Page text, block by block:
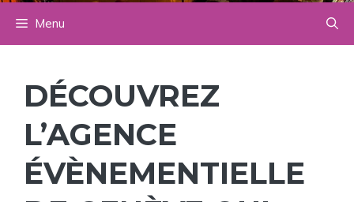
Menu
DÉCOUVREZ
L’AGENCE
ÉVÈNEMENTIELLE